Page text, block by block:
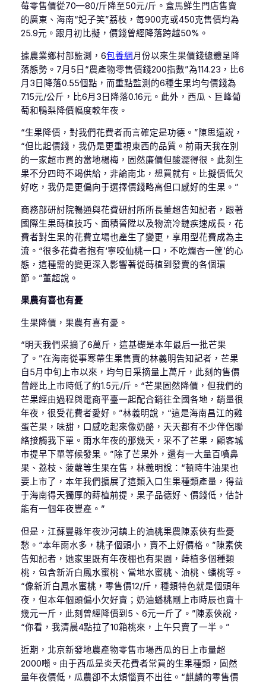
莓零售價從70—80/斤降至50元/斤。盒馬鮮生門店售賣
的廣東、海南“妃子笑”荔枝，每900克或450克售價均為
25.9元。跟月初比擬，價錢曾經降落跨越50%。
據農業鄉村部監測，6包養網月份以來生果價錢總體呈降
落態勢。7月5日“農產物零售價錢200指數”為114.23，比6
月3日降落0.55個點，而重點監測的6種生果均勻價錢為
7.15元/公斤，比6月3日降落0.16元。此外，西瓜、巨峰葡
萄和鴨梨降價幅度較年夜。
“生果降價，對我們花費者而言確定是功德。”陳思遠說，
“但比起價錢，我仍是更重視東西的品質。前兩天我在別
的一家超市買的當地楊梅，固然廉價但酸澀得很。此刻生
果不分四時不竭供給，非論南北，想買就有。比擬價低欠
好吃，我仍是更偏向于選擇價錢略高但口感好的生果。”
商務部研討院暢通與花費研討所所長董超告知記者，跟著
國際生果蒔植技巧、面積晉陞以及物流冷鏈疾速成長，花
費者對生果的花費立場也產生了變更，享用型花費成為主
流。“很多花費者抱有‘寧咬仙桃一口，不吃爛杏一筐’的心
態，這種需的變更深入影響著從蒔植到發賣的各個環
節。”董超說。
果農有喜也有憂
生果降價，果農有喜有憂。
“明天我們采摘了6萬斤，這基礎是本年最后一批芒果
了。”在海南從事寒帶生果售賣的林義明告知記者，芒果
自5月中旬上市以來，均勻日采摘量上萬斤，此刻的售價
曾經比上市時低了約1.5元/斤。“芒果固然降價，但我們的
芒果經由過程與電商平臺一起配合銷往全國各地，銷量很
年夜，很受花費者愛好。”林義明說，“這是海南昌江的雞
蛋芒果，味甜，口感吃起來像奶酪，天天都有不少伴侶聯
絡接觸我下單。雨水年夜的那幾天，采不了芒果，顧客城
市提早下單等候發果。”除了芒果外，還有一大量百噴鼻
果、荔枝、菠蘿等生果在售，林義明說：“頓時牛油果也
要上市了，本年我們擴展了這類入口生果種類產量，得益
于海南得天獨厚的蒔植前提，果子品德好、價錢低，估計
能有一個年夜豐產。”
但是，江蘇豐縣年夜沙河鎮上的油桃果農陳素俠有些憂
愁。“本年雨水多，桃子個頭小，賣不上好價格。”陳素俠
告知記者，她家里既有年夜棚也有果園，蒔植多個種類
桃，包含新沂白鳳水蜜桃、當地水蜜桃、油桃、蟠桃等。
“像新沂白鳳水蜜桃，零售價12/斤，種類特色就是個頭年
夜，但本年個頭偏小欠好賣；奶油蟠桃剛上市時辰也賣十
幾元一斤，此刻曾經降價到5、6元一斤了。”陳素俠說，
“你看，我清晨4點拉了10箱桃來，上午只賣了一半。”
近期，北京新發地農產物零售市場西瓜的日上市量超
2000噸。由于西瓜是炎天花費者常買的生果種類，固然
量年夜價低，瓜農卻不太煩惱賣不出往。“麒麟的零售價